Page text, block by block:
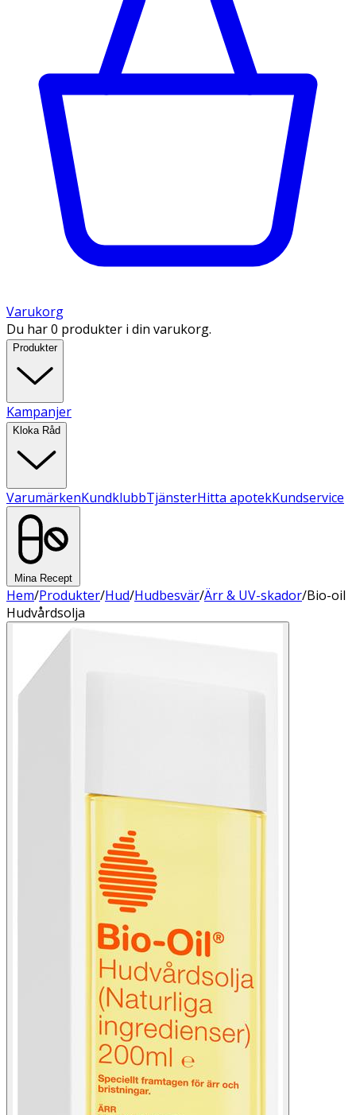
Varukorg
Du har 0 produkter i din varukorg.
Produkter
Kampanjer
Kloka Råd
VarumärkenKundklubbTjänsterHitta apotekKundservice
Mina Recept
Hem/Produkter/Hud/Hudbesvär/Ärr & UV-skador/Bio-oil
Hudvårdsolja